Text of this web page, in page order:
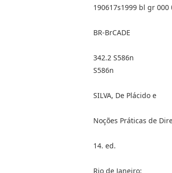
190617s1999 bl gr 000
BR-BrCADE
342.2 S586n
S586n
SILVA, De Plácido e
Noções Práticas de
14. ed.